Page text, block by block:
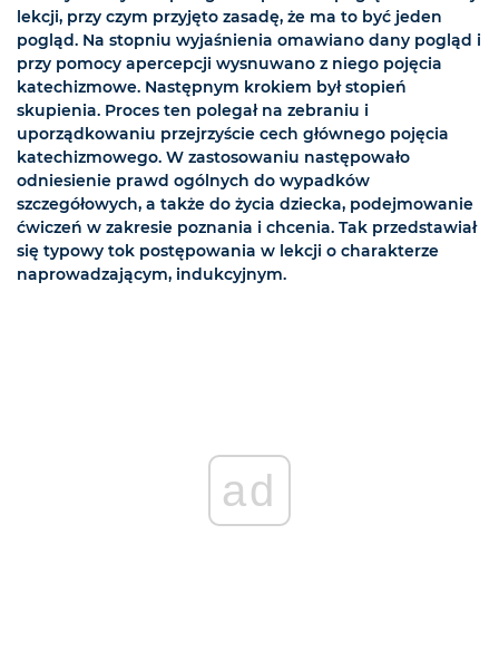
lekcji, przy czym przyjęto zasadę, że ma to być jeden
pogląd. Na stopniu wyjaśnienia omawiano dany pogląd i
przy pomocy apercepcji wysnuwano z niego pojęcia
katechizmowe. Następnym krokiem był stopień
skupienia. Proces ten polegał na zebraniu i
uporządkowaniu przejrzyście cech głównego pojęcia
katechizmowego. W zastosowaniu następowało
odniesienie prawd ogólnych do wypadków
szczegółowych, a także do życia dziecka, podejmowanie
ćwiczeń w zakresie poznania i chcenia. Tak przedstawiał
się typowy tok postępowania w lekcji o charakterze
naprowadzającym, indukcyjnym.
ad